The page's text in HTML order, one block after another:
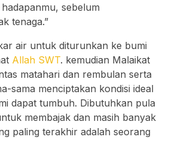
sebelum
tenaga.”
air untuk diturunkan ke bumi
Allah SWT. kemudian Malaikat
matahari dan rembulan serta
sama menciptakan kondisi ideal
dapat tumbuh. Dibutuhkan pula
membajak dan masih banyak
paling terakhir adalah seorang